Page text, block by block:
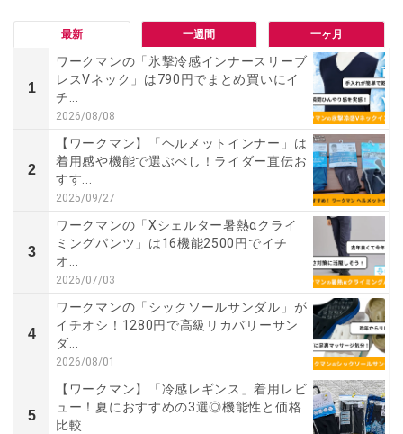
最新 一週間 一ヶ月
1
ワークマンの「氷撃冷感インナースリーブ
レスVネック」は790円でまとめ買いにイ
チ...
2026/08/08
2
【ワークマン】「ヘルメットインナー」は
着用感や機能で選ぶべし！ライダー直伝お
すす...
2025/09/27
3
ワークマンの「Xシェルター暑熱αクライ
ミングパンツ」は16機能2500円でイチ
オ...
2026/07/03
4
ワークマンの「シックソールサンダル」が
イチオシ！1280円で高級リカバリーサン
ダ...
2026/08/01
5
【ワークマン】「冷感レギンス」着用レビ
ュー！夏におすすめの3選◎機能性と価格
比較